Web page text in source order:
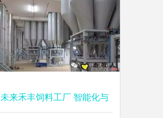
未来禾丰饲料工厂 智能化与